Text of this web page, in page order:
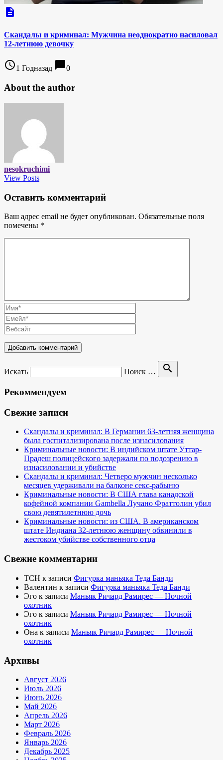
description
Скандалы и криминал: Мужчина неоднократно насиловал
12-летнюю девочку
access_time1 Годназад chat_bubble0
About the author
nesokruchimi
View Posts
Оставить комментарий
Ваш адрес email не будет опубликован. Обязательные поля
помечены *
Искать Поиск … search
Рекоммендуем
Свежие записи
Скандалы и криминал: В Германии 63-летняя женщина
была госпитализирована после изнасилования
Криминальные новости: В индийском штате Уттар-
Прадеш полицейского задержали по подозрению в
изнасиловании и убийстве
Скандалы и криминал: Четверо мужчин несколько
месяцев удерживали на балконе секс-рабыню
Криминальные новости: В США глава канадской
кофейной компании Gambella Лучано Фраттолин убил
свою девятилетнюю дочь
Криминальные новости: из США. В американском
штате Индиана 32-летнюю женщину обвинили в
жестоком убийстве собственного отца
Свежие комментарии
TCH к записи Фигурка маньяка Теда Банди
Валентин к записи Фигурка маньяка Теда Банди
Эго к записи Маньяк Ричард Рамирес — Ночной
охотник
Эго к записи Маньяк Ричард Рамирес — Ночной
охотник
Она к записи Маньяк Ричард Рамирес — Ночной
охотник
Архивы
Август 2026
Июль 2026
Июнь 2026
Май 2026
Апрель 2026
Март 2026
Февраль 2026
Январь 2026
Декабрь 2025